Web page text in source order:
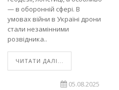
— в оборонній сфері. В
умовах війни в Україні дрони
стали незамінними
розвідника..
ЧИТАТИ ДАЛІ...
05.08.2025